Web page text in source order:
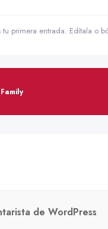
tu primera entrada. Edítala o
de WordPress